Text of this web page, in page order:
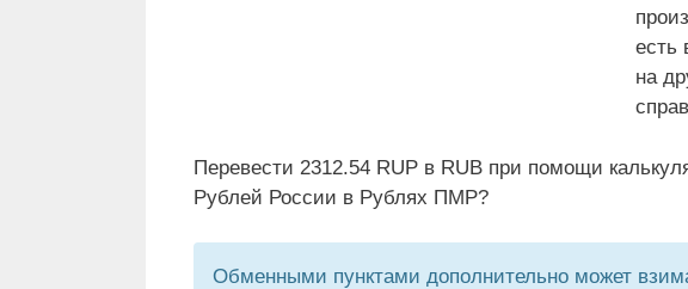
есть
на
Перевести 2312.54 RUP в RUB при помощи
Рублей России в Рублях ПМР?
Обменными пунктами дополнительно может